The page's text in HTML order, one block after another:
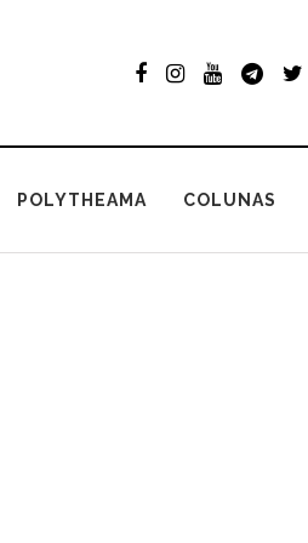
POLYTHEAMA COLUNAS